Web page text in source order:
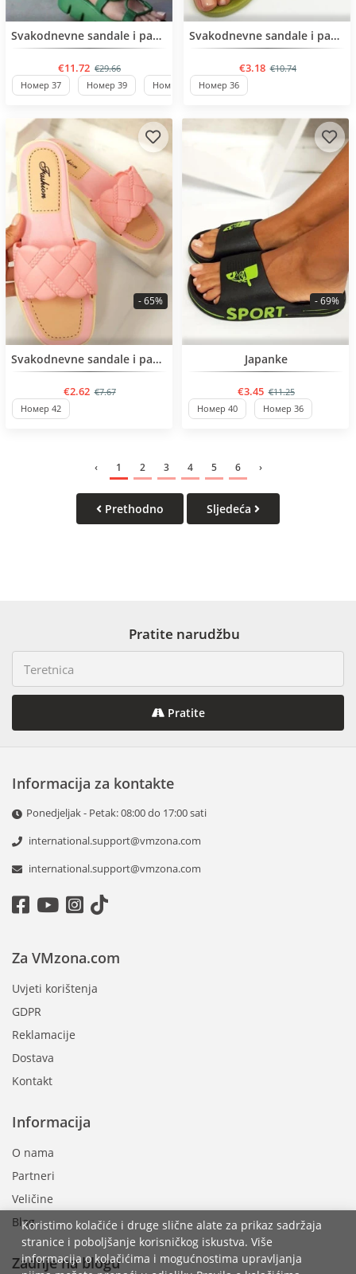
BESTSELLERSvakodnevne sandale i papuče
€11.72 €29.66
Номер 37 Номер 39 Номер 40 Номер 36
BESTSELLERSvakodnevne sandale i papuče
€3.18 €10.74
Номер 36
BESTSELLERSvakodnevne sandale i papuče
€2.62 €7.67
- 65%
Номер 42
BESTSELLER
Japanke
€3.45 €11.25
- 69%
Номер 40 Номер 36
‹ 1 2 3 4 5 6 ›
Prethodno Sljedeća
Koristimo kolačiće i druge slične alate za prikaz sadržaja
stranice i poboljšanje korisničkog iskustva. Više
informacija o kolačićima i mogućnostima upravljanja
Pratite narudžbu
Pratite
Informacija za kontakte
Ponedjeljak - Petak: 08:00 do 17:00 sati
international.support@vmzona.com
international.support@vmzona.com
Informacija
O nama
Partneri
Veličine
Blog
Za VMzona.com
Uvjeti korištenja
GDPR
Reklamacije
Dostava
Kontakt
Zadnje na blogu